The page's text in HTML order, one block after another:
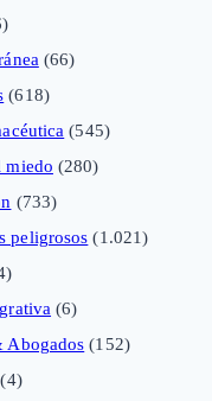
(66)
(618)
(545)
miedo (280)
(733)
peligrosos (1.021)
(6)
Abogados (152)
(4)